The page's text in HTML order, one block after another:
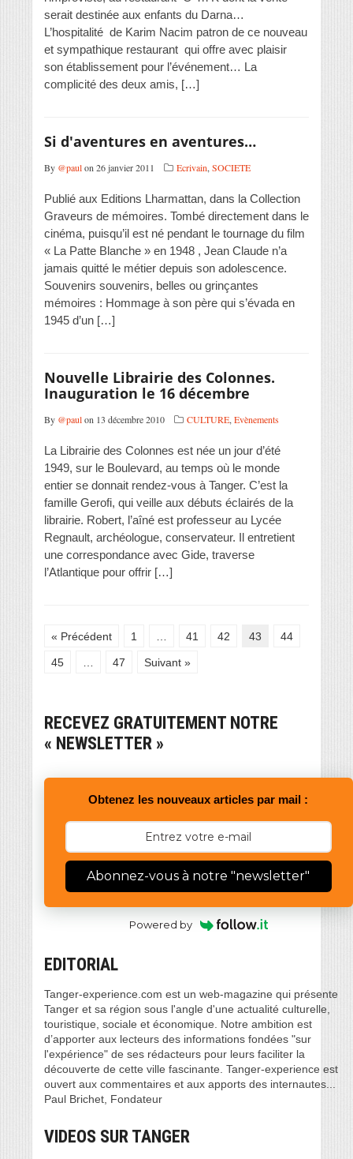
serait destinée aux enfants du Darna…
L’hospitalité de Karim Nacim patron de ce nouveau
et sympathique restaurant qui offre avec plaisir
son établissement pour l’événement… La
complicité des deux amis, […]
Si d'aventures en aventures…
By @paulon 26 janvier 2011 Ecrivain, SOCIETE
Publié aux Editions Lharmattan, dans la Collection
Graveurs de mémoires. Tombé directement dans le
cinéma, puisqu’il est né pendant le tournage du film
« La Patte Blanche » en 1948 , Jean Claude n’a
jamais quitté le métier depuis son adolescence.
Souvenirs souvenirs, belles ou grinçantes
mémoires : Hommage à son père qui s’évada en
1945 d’un […]
Nouvelle Librairie des Colonnes.
Inauguration le 16 décembre
By @paulon 13 décembre 2010 CULTURE, Evènements
La Librairie des Colonnes est née un jour d’été
1949, sur le Boulevard, au temps où le monde
entier se donnait rendez-vous à Tanger. C’est la
famille Gerofi, qui veille aux débuts éclairés de la
librairie. Robert, l’aîné est professeur au Lycée
Regnault, archéologue, conservateur. Il entretient
une correspondance avec Gide, traverse
l’Atlantique pour offrir […]
« Précédent 1 41 42 43 44
45 47 Suivant »
RECEVEZ GRATUITEMENT NOTRE
« NEWSLETTER »
Obtenez les nouveaux articles par mail :
Abonnez-vous à notre "newsletter"
Powered by
EDITORIAL
Tanger-experience.com est un web-magazine qui présente
Tanger et sa région sous l'angle d'une actualité culturelle,
touristique, sociale et économique. Notre ambition est
d’apporter aux lecteurs des informations fondées "sur
l'expérience" de ses rédacteurs pour leurs faciliter la
découverte de cette ville fascinante. Tanger-experience est
ouvert aux commentaires et aux apports des internautes...
Paul Brichet, Fondateur
VIDEOS SUR TANGER